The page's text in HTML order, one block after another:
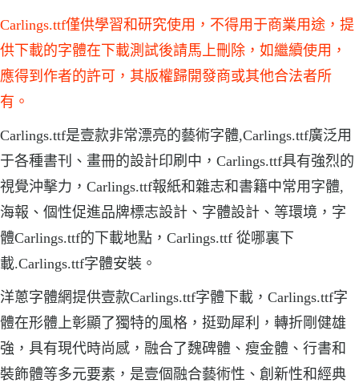
Carlings.ttf僅供學習和研究使用，不得用于商業用途，提
供下載的字體在下載測試後請馬上刪除，如繼續使用，
應得到作者的許可，其版權歸開發商或其他合法者所
有。
Carlings.ttf是壹款非常漂亮的藝術字體,Carlings.ttf廣泛用
于各種書刊、畫冊的設計印刷中，Carlings.ttf具有強烈的
視覺沖擊力，Carlings.ttf報紙和雜志和書籍中常用字體,
海報、個性促進品牌標志設計、字體設計、等環境，字
體Carlings.ttf的下載地點，Carlings.ttf 從哪裏下
載.Carlings.ttf字體安裝。
洋蔥字體網提供壹款Carlings.ttf字體下載，Carlings.ttf字
體在形體上彰顯了獨特的風格，挺勁犀利，轉折剛健雄
強，具有現代時尚感，融合了魏碑體、瘦金體、行書和
裝飾體等多元要素，是壹個融合藝術性、創新性和經典